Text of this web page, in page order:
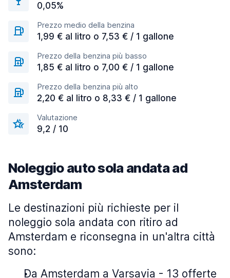
0,05%
Prezzo medio della benzina
1,99 € al litro o 7,53 € / 1 gallone
Prezzo della benzina più basso
1,85 € al litro o 7,00 € / 1 gallone
Prezzo della benzina più alto
2,20 € al litro o 8,33 € / 1 gallone
Valutazione
9,2 / 10
Noleggio auto sola andata ad
Amsterdam
Le destinazioni più richieste per il
noleggio sola andata con ritiro ad
Amsterdam e riconsegna in un'altra città
sono:
Da Amsterdam a Varsavia - 13 offerte